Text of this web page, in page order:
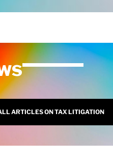
ARTICLES ON TAX LITIGATION